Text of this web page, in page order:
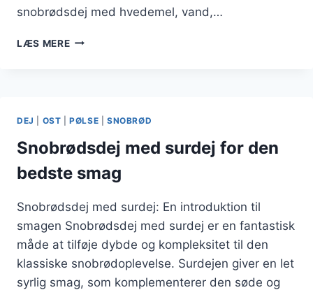
snobrødsdej med hvedemel, vand,…
LÆS MERESNOBRØDSDEJ
MIDDAGEN
DEJ OST |PØLSE SNOBRØD
Snobrødsdej med surdej for den
bedste smag
Snobrødsdej med surdej: En introduktion til
smagen Snobrødsdej med surdej er en fantastisk
måde at tilføje dybde og kompleksitet til den
klassiske snobrødoplevelse. Surdejen giver en let
syrlig smag, som komplementerer den søde og